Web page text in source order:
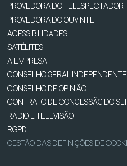
PROVEDORA DO TELESPECTADOR
PROVEDORA DO OUVINTE
ACESSIBILIDADES
SATÉLITES
A EMPRESA
CONSELHO GERAL INDEPENDENTE
CONSELHO DE OPINIÃO
CONTRATO DE CONCESSÃO DO
RÁDIO E TELEVISÃO
RGPD
GESTÃO DAS DEFINIÇÕES DE